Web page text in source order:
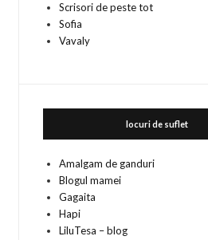
Scrisori de peste tot
Sofia
Vavaly
locuri de suflet
Amalgam de ganduri
Blogul mamei
Gagaita
Hapi
LiluTesa – blog